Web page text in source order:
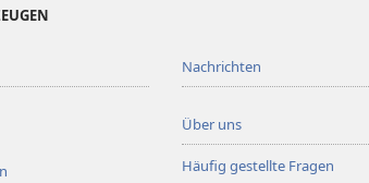
Nachrichten
Über uns
Häufig gestellte Fragen